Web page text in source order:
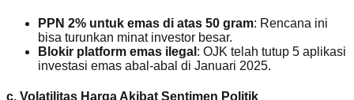
PPN 2% untuk emas di atas 50 gram: Rencana ini
bisa turunkan minat investor besar.
Blokir platform emas ilegal : OJK telah tutup 5 aplikasi
investasi emas abal-abal di Januari 2025.
c. Volatilitas Harga Akibat Sentimen Politik